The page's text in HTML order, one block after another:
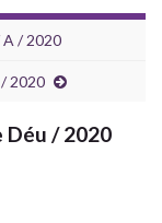
A / 2020
2020
Déu / 2020